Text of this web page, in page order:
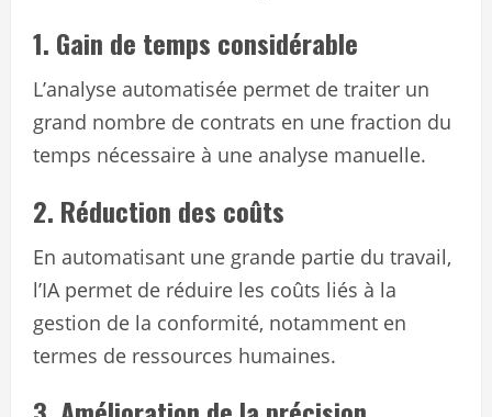
1. Gain de temps considérable
L’analyse automatisée permet de traiter un
grand nombre de contrats en une fraction du
temps nécessaire à une analyse manuelle.
2. Réduction des coûts
En automatisant une grande partie du travail,
l’IA permet de réduire les coûts liés à la
gestion de la conformité, notamment en
termes de ressources humaines.